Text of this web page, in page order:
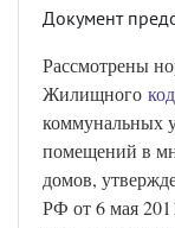
Документ
Рассмотрены
Жилищного
коммунальных
помещений в
домов,
РФ от 6 мая